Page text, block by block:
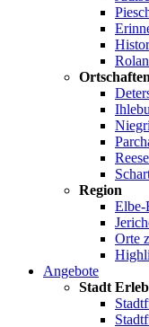
Ortschaften
Region
Elbe-
Orte
Angebote
Stadt